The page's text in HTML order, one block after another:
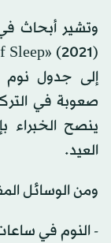
إلى جدول
صعوبة في
ينصح الخبراء
العيد.
ومن الوسائل
- النوم في